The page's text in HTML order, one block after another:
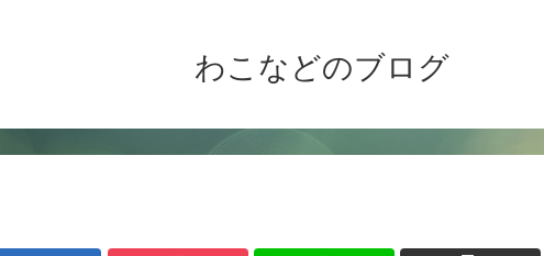
わこなどのブログ